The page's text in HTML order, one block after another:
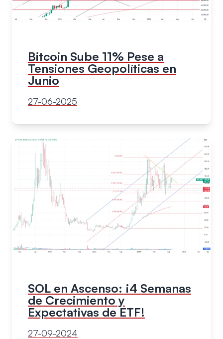
Bitcoin Sube 11% Pese a
Tensiones Geopolíticas en
Junio
27-06-2025
SOL en Ascenso: ¡4 Semanas
de Crecimiento y
Expectativas de ETF!
27-09-2024